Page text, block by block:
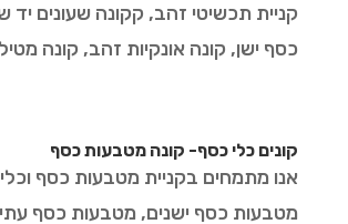
קניית תכשיטי זהב, קקונה שעונים יד
כסף ישן, קונה אונקיות זהב, קונה
קונים כלי כסף- קונה מטבעות כסף
אנו מתמחים בקניית מטבעות כסף
מטבעות כסף ישנים, מטבעות כסף